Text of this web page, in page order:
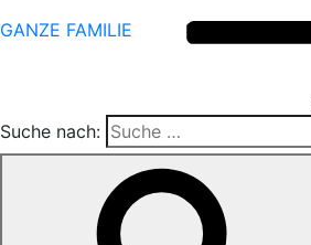
GANZE FAMILIE
Suche nach: